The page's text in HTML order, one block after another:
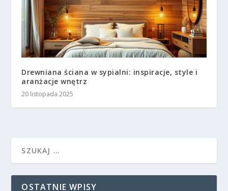
Drewniana ściana w sypialni: inspiracje, style i
aranżacje wnętrz
20 listopada 2025
OSTATNIE WPISY